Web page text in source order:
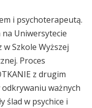
i psychoterapeutą.
na Uniwersytecie
Szkole Wyższej
Proces
z drugim
ważnych
ślad w psychice i